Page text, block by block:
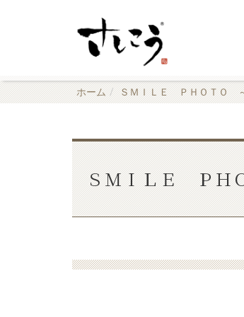
ホーム ＳＭＩＬＥ ＰＨＯＴＯ
ＳＭＩＬＥ ＰＨ